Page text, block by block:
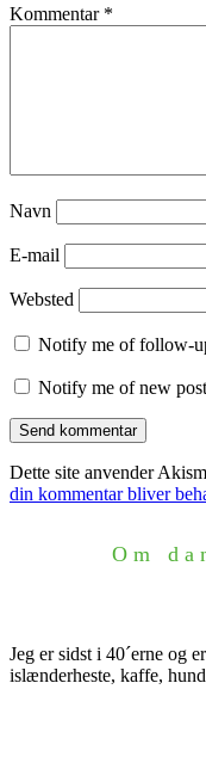
Kommentar *
Navn
E-mail
Websted
Notify me of follow-
Notify me of new
Dette site anvender
din kommentar bliver
Om
Jeg er sidst i 40´erne og
islænderheste, kaffe,